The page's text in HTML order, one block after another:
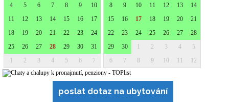
poslat dotaz na ubytování